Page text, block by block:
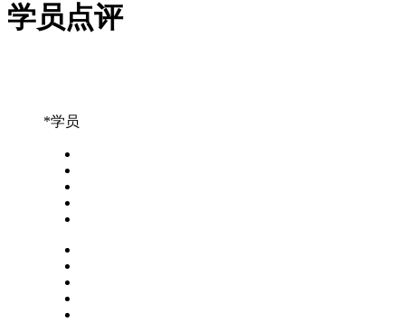
学员点评
*学员